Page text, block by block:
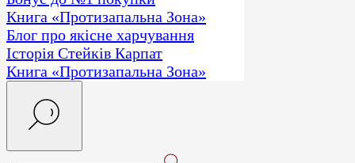
Книга «Протизапальна Зона»
Блог про якісне харчування
Історія Стейків Карпат
Книга «Протизапальна Зона»